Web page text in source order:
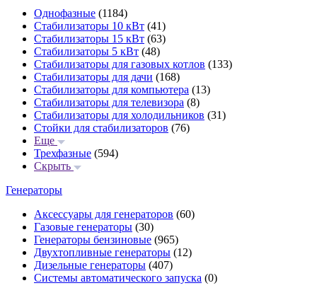
Однофазные (1184)
Стабилизаторы 10 кВт (41)
Стабилизаторы 15 кВт (63)
Стабилизаторы 5 кВт (48)
Стабилизаторы для газовых котлов (133)
Стабилизаторы для дачи (168)
Стабилизаторы для компьютера (13)
Стабилизаторы для телевизора (8)
Стабилизаторы для холодильников (31)
Стойки для стабилизаторов (76)
Еще
Трехфазные (594)
Скрыть
Генераторы
Аксессуары для генераторов (60)
Газовые генераторы (30)
Генераторы бензиновые (965)
Двухтопливные генераторы (12)
Дизельные генераторы (407)
Системы автоматического запуска (0)